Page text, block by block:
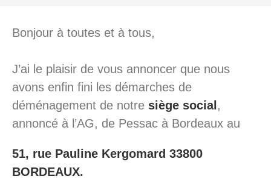
Bonjour à toutes et à tous,
J’ai le plaisir de vous annoncer que nous
avons enfin fini les démarches de
déménagement de notre siège social ,
annoncé à l’AG, de Pessac à Bordeaux au
51, rue Pauline Kergomard 33800
BORDEAUX.